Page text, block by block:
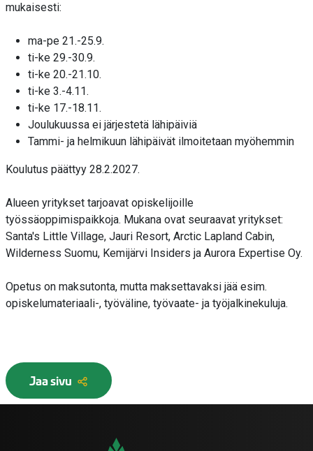
mukaisesti:
ma-pe 21.-25.9.
ti-ke 29.-30.9.
ti-ke 20.-21.10.
ti-ke 3.-4.11.
ti-ke 17.-18.11.
Joulukuussa ei järjestetä lähipäiviä
Tammi- ja helmikuun lähipäivät ilmoitetaan myöhemmin
Koulutus päättyy 28.2.2027.
Alueen yritykset tarjoavat opiskelijoille
työssäoppimispaikkoja. Mukana ovat seuraavat yritykset:
Santa's Little Village, Jauri Resort, Arctic Lapland Cabin,
Wilderness Suomu, Kemijärvi Insiders ja Aurora Expertise Oy.
Opetus on maksutonta, mutta maksettavaksi jää esim.
opiskelumateriaali-, työväline, työvaate- ja työjalkinekuluja.
Jaa sivu